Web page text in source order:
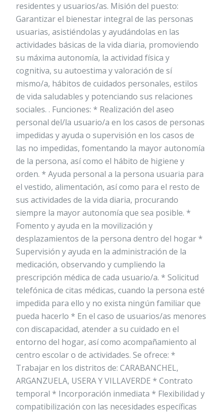
residentes y usuarios/as. Misión del puesto:
Garantizar el bienestar integral de las personas
usuarias, asistiéndolas y ayudándolas en las
actividades básicas de la vida diaria, promoviendo
su máxima autonomía, la actividad física y
cognitiva, su autoestima y valoración de sí
mismo/a, hábitos de cuidados personales, estilos
de vida saludables y potenciando sus relaciones
sociales. . Funciones: * Realización del aseo
personal del/la usuario/a en los casos de personas
impedidas y ayuda o supervisión en los casos de
las no impedidas, fomentando la mayor autonomía
de la persona, así como el hábito de higiene y
orden. * Ayuda personal a la persona usuaria para
el vestido, alimentación, así como para el resto de
sus actividades de la vida diaria, procurando
siempre la mayor autonomía que sea posible. *
Fomento y ayuda en la movilización y
desplazamientos de la persona dentro del hogar *
Supervisión y ayuda en la administración de la
medicación, observando y cumpliendo la
prescripción médica de cada usuario/a. * Solicitud
telefónica de citas médicas, cuando la persona esté
impedida para ello y no exista ningún familiar que
pueda hacerlo * En el caso de usuarios/as menores
con discapacidad, atender a su cuidado en el
entorno del hogar, así como acompañamiento al
centro escolar o de actividades. Se ofrece: *
Trabajar en los distritos de: CARABANCHEL,
ARGANZUELA, USERA Y VILLAVERDE * Contrato
temporal * Incorporación inmediata * Flexibilidad y
compatibilización con las necesidades específicas